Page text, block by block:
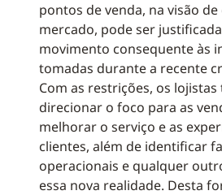
pontos de venda, na visão
mercado, pode ser
movimento consequente às
tomadas durante a recente
Com as restrições, os
direcionar o foco para as
melhorar o serviço e as
clientes, além de identificar
operacionais e qualquer
essa nova realidade. Desta